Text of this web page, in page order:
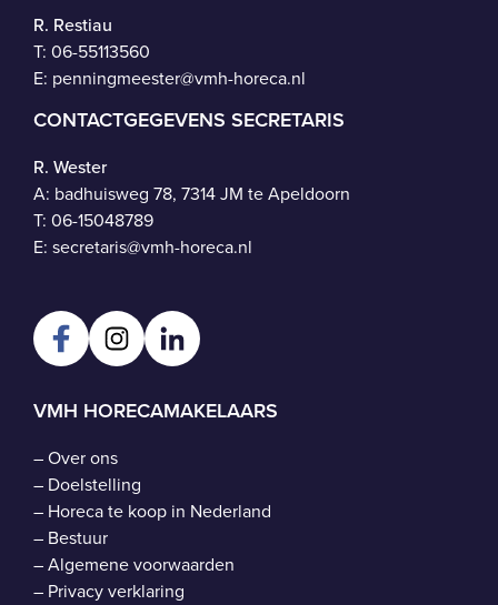
R. Restiau
T: 06-55113560
E: penningmeester@vmh-horeca.nl
CONTACTGEGEVENS SECRETARIS
R. Wester
A: badhuisweg 78, 7314 JM te Apeldoorn
T: 06-15048789
E: secretaris@vmh-horeca.nl
VMH HORECAMAKELAARS
–Over ons
– Doelstelling
– Horeca te koop in Nederland
– Bestuur
–Algemene voorwaarden
– Privacy verklaring